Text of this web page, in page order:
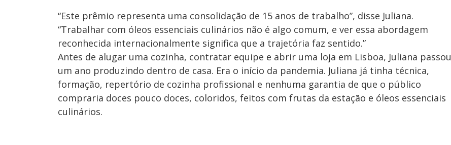
“Este prêmio representa uma consolidação de 15 anos de trabalho”, disse Juliana.
“Trabalhar com óleos essenciais culinários não é algo comum, e ver essa abordagem
reconhecida internacionalmente significa que a trajetória faz sentido.”
Antes de alugar uma cozinha, contratar equipe e abrir uma loja em Lisboa, Juliana passou
um ano produzindo dentro de casa. Era o início da pandemia. Juliana já tinha técnica,
formação, repertório de cozinha profissional e nenhuma garantia de que o público
compraria doces pouco doces, coloridos, feitos com frutas da estação e óleos essenciais
culinários.